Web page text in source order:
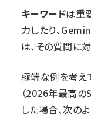
キーワードは重
力したり、
は、その質問に
極端な例を考え
（2026年最高の
した場合、次の